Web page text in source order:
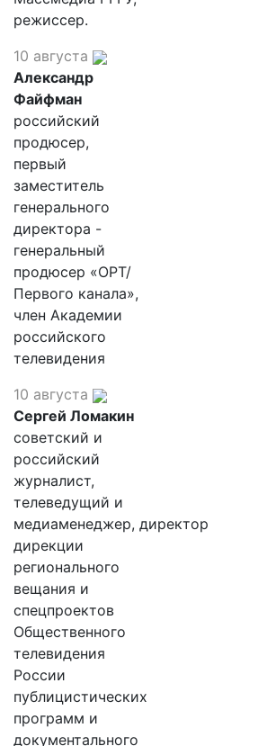
режиссер.
10 августа
Александр
Файфман
российский
продюсер,
первый
заместитель
генерального
директора -
генеральный
продюсер «ОРТ/
Первого канала»,
член Академии
российского
телевидения
10 августа
Сергей Ломакин
советский и
российский
журналист,
телеведущий и
медиаменеджер, директор
дирекции
регионального
вещания и
спецпроектов
Общественного
телевидения
России
публицистических
программ и
документального